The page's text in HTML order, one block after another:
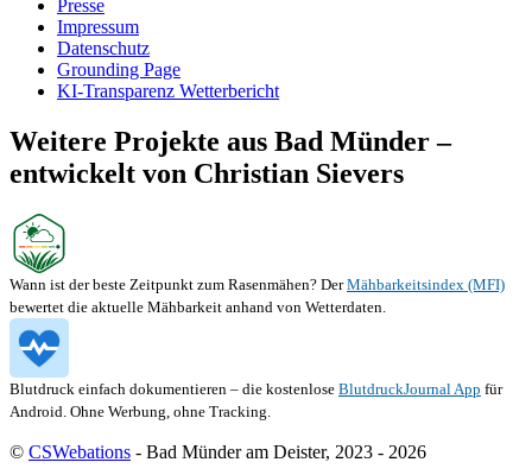
Presse
Impressum
Datenschutz
Grounding Page
KI-Transparenz Wetterbericht
Weitere Projekte aus Bad Münder –
entwickelt von Christian Sievers
Wann ist der beste Zeitpunkt zum Rasenmähen? DerMähbarkeitsindex (MFI)
bewertet die aktuelle Mähbarkeit anhand von Wetterdaten.
Blutdruck einfach dokumentieren – die kostenlose BlutdruckJournal App für
Android. Ohne Werbung, ohne Tracking.
© CSWebations - Bad Münder am Deister, 2023 - 2026